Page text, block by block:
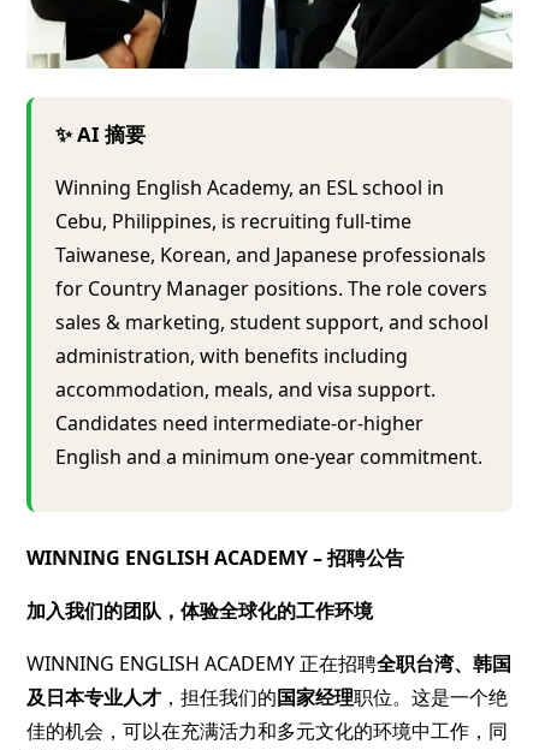
✨ AI 摘要
Winning English Academy, an ESL school in
Cebu, Philippines, is recruiting full-time
Taiwanese, Korean, and Japanese professionals
for Country Manager positions. The role covers
sales & marketing, student support, and school
administration, with benefits including
accommodation, meals, and visa support.
Candidates need intermediate-or-higher
English and a minimum one-year commitment.
WINNING ENGLISH ACADEMY – 招聘公告
加入我们的团队，体验全球化的工作环境
WINNING ENGLISH ACADEMY 正在招聘全职台湾、韩国
及日本专业人才 ，担任我们的国家经理职位。这是一个绝
佳的机会，可以在充满活力和多元文化的环境中工作，同